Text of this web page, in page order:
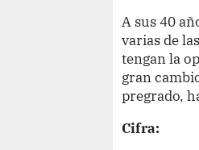
A sus 40
varias de
tengan la
gran
pregrado,
Cifra: